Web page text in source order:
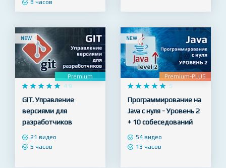
PHP
8 часов
NEW
Premium
    
     4.9
GIT. Управление
версиями для
разработчиков
NEW
Premium-PLUS
    
     5
Программирование на
Java с нуля - Уровень 2
+ 10 собеседований